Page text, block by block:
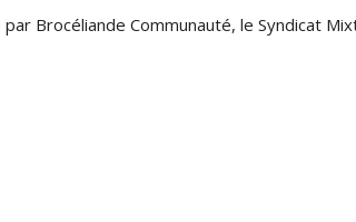
Brocéliande Communauté, le Syndicat